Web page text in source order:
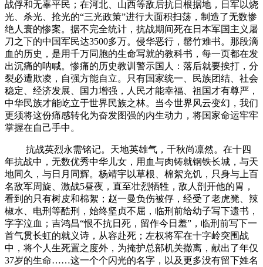
战俘和无辜平民；在河北、山西等敌后抗日根据地，日军以烧
光、杀光、抢光的“三光政策”进行大面积扫荡，制造了无数惨
绝人寰的惨案。据不完全统计，抗战期间死在日本军国主义屠
刀之下的中国军民达3500多万。侵华恶行，罄竹难书。那段滴
血的历史，是用千万同胞的生命写就的教科书，每一页都在发
出沉痛的呐喊。惨痛的历史教训警示国人：落后就要挨打，分
裂必遭欺凌，自强方能自立。只有国家统一、民族团结、社会
稳定、经济发展、国力增强，人民才能幸福、祖国才有尊严，
中华民族才能屹立于世界民族之林。当今世界风云变幻，我们
更须将这份痛感转化为奋发图强的内生动力，将国家命运牢牢
掌握在自己手中。
抗战英烈永需铭记。天地英雄气，千秋尚凛然。在十四
年抗战中，无数优秀中华儿女，用血与肉铸就钢铁长城，与天
地同久，与日月同辉。杨靖宇以草根、棉絮充饥，只身与上百
名敌军周旋、激战5昼夜，直至壮烈牺牲，敌人剖开他的胃，
看到的只有树皮和棉絮；赵一曼负伤被俘，经受了老虎凳、辣
椒水、电刑等酷刑，始终坚贞不屈，临刑前给幼子写下遗书，
字字泣血；吉鸿昌“恨不抗日死，留作今日羞”，临刑前写下一
首气贯长虹的就义诗，从容赴死；左权将军在十字岭突围战
中，将个人生死置之度外，为掩护总部机关撤离，献出了年仅
37岁的生命……这一个个闪光的名字，以及更多没有留下姓名